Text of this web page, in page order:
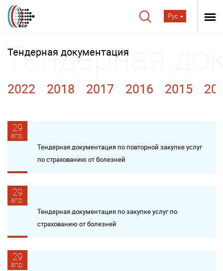
Рус
Тендерная документация
2022 2018 2017 2016 2015
29
апр.
Тендерная документация по повторной закупке услуг
по страхованию от болезней
29
апр.
Тендерная документация по закупке услуг по
страхованию от болезней
29
апр.